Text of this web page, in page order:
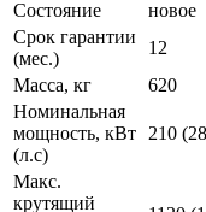
Состояние
новое
Срок гарантии
(мес.)
12
Масса, кг
620
Номинальная
мощность, кВт
(л.с)
210
Макс.
крутящий